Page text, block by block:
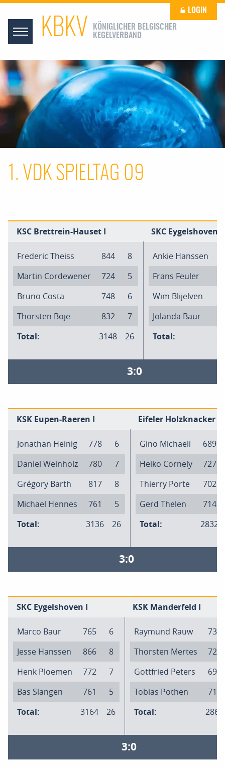
KBKV
KÖNIGLICHER BELGISCHER
KEGELVERBAND
LOGIN
1. VDK SPIELTAG 09
KSC Brettrein-Hauset I SKC Eygelshoven II
Frederic Theiss 844
8
Martin Cordewener
724
5
Bruno Costa
748
6
Thorsten Boje
832
7
Total:
3148 26
Ankie Hanssen
Frans Feuler
Wim Blijelven
Jolanda Baur
Total:
3:0
KSK Eupen-Raeren I Eifeler Holzknacker II
Jonathan Heinig 778
6
Daniel Weinholz
780
7
Grégory Barth
817
8
Michael Hennes
761
5
Total:
3136 26
Gino Michaeli
689
Heiko Cornely
727
Thierry Porte
702
Gerd Thelen
714
Total:
2832
3:0
SKC Eygelshoven I KSK Manderfeld I
Marco Baur 765
6
Jesse Hanssen
866
8
Henk Ploemen
772
7
Bas Slangen
761
5
Total:
3164 26
Raymund Rauw
731
Thorsten Mertes
720
Gottfried Peters
691
Tobias Pothen
718
Total:
2860
3:0